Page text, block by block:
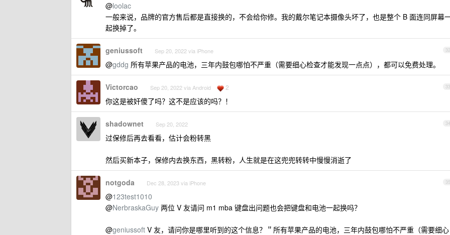
@loolac
一般来说，品牌的官方售后都是直接换的，不会给你修。我的戴尔笔记本摄像头坏了，也是整个 B 面连同屏幕
起换掉了。
32
geniussoft Sep 20, 2022 via iPhone
@gddg 所有苹果产品的电池，三年内鼓包哪怕不严重（需要细心检查才能发现一点点），都可以免费处理。
33
Victorcao Sep 20, 2022 via Android 2
你这是被奸傻了吗？这不是应该的吗？！
34
shadownet Sep 20, 2022
过保修后再去看看，估计会粉转黑
然后买新本子，保修内去换东西，黑转粉，人生就是在这兜兜转转中慢慢消逝了
35
notgoda Dec 28, 2023 via iPhone
@123test1010
@NerbraskaGuy 两位 V 友请问 m1 mba 键盘出问题也会把键盘和电池一起换吗？
@geniussoft V 友，请问你是哪里听到的这个信息？＂所有苹果产品的电池，三年内鼓包哪怕不严重（需要细心